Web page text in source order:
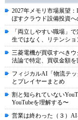
2027年メモリ市場展望
ぼすクラウド設備投資へ
「両立しやすい職場」
生ではなく、リテンショ
三菱電機が買収すべき
法論で特定、買収金額
フィジカルAI「物流テ
とプレイヤーまとめ
割と知られていない
YouTubeを理解する〜
営業は終わった（３）